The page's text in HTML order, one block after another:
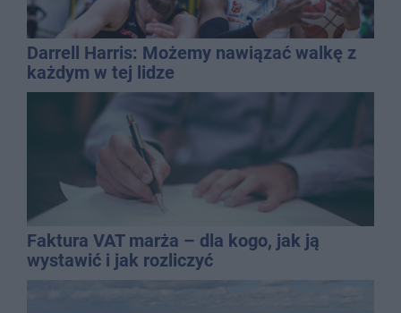
Darrell Harris: Możemy nawiązać walkę z
każdym w tej lidze
Faktura VAT marża – dla kogo, jak ją
wystawić i jak rozliczyć